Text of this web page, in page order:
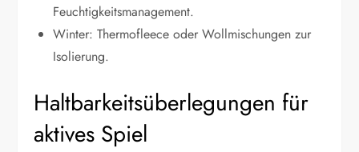
Feuchtigkeitsmanagement.
Winter: Thermofleece oder Wollmischungen zur
Isolierung.
Haltbarkeitsüberlegungen für
aktives Spiel